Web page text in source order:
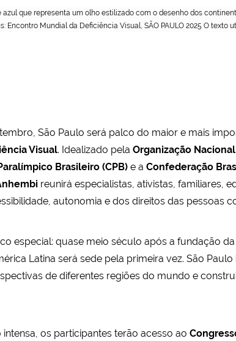
que representa um olho estilizado com o desenho dos
Encontro Mundial da Deficiência Visual, SÃO PAULO 2025 O texto
São Paulo será palco do maior e mais
Visual. Idealizado pela Organização
Brasileiro (CPB) e a Confederação
reunirá especialistas, ativistas, familiares,
autonomia e dos direitos das pessoas
especial: quase meio século após a fundação
Latina será sede pela primeira vez. São
de diferentes regiões do mundo e
os participantes terão acesso ao